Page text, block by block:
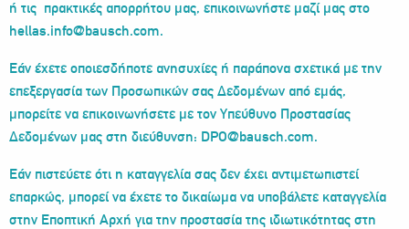
ή τις πρακτικές απορρήτου μας, επικοινωνήστε μαζί μας στο
hellas.info@bausch.com.
Εάν έχετε οποιεσδήποτε ανησυχίες ή παράπονα σχετικά με την
επεξεργασία των Προσωπικών σας Δεδομένων από εμάς,
μπορείτε να επικοινωνήσετε με τον Υπεύθυνο Προστασίας
Δεδομένων μας στη διεύθυνση: DPO@bausch.com.
Εάν πιστεύετε ότι η καταγγελία σας δεν έχει αντιμετωπιστεί
επαρκώς, μπορεί να έχετε το δικαίωμα να υποβάλετε καταγγελία
στην Εποπτική Αρχή για την προστασία της ιδιωτικότητας στη